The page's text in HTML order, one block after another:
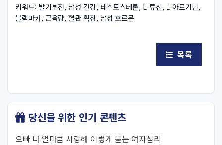
키워드: 발기부전, 남성 건강, 테스토스테론, L-류신, L-아르기닌,
블랙마카, 근육량, 혈관 확장, 남성 호르몬
목록
당신을 위한 인기 콘텐츠
오빠 나 얼마큼 사랑해 이렇게 묻는 여자심리